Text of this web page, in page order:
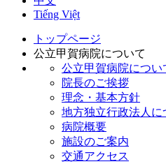
Tiếng Việt
トップページ
公立甲賀病院について
公立甲賀病院につい
院長のご挨拶
理念・基本方針
地方独立行政法人に
病院概要
施設のご案内
交通アクセス